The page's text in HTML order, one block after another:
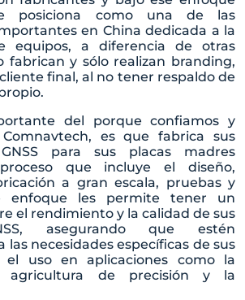
posiciona como una de las
en China dedicada a la
equipos, a diferencia de otras
fabrican y sólo realizan branding,
final, al no tener respaldo de
del porque confiamos y
es que fabrica sus
para sus placas madres
que incluye el diseño,
a gran escala, pruebas y
enfoque les permite tener un
el rendimiento y la calidad de sus
asegurando que estén
las necesidades específicas de sus
uso en aplicaciones como la
agricultura de precisión y la